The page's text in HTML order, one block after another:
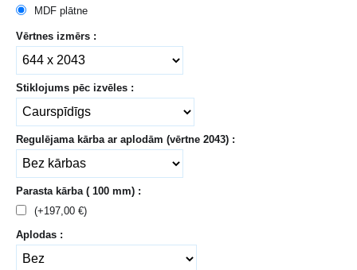
MDF plātne
Vērtnes izmērs :
Stiklojums pēc izvēles :
Regulējama kārba ar aplodām (vērtne 2043) :
Parasta kārba ( 100 mm) :
(+197,00 €)
Aplodas :